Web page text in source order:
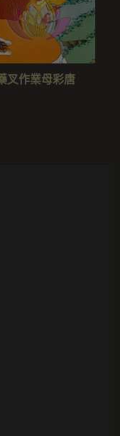
叉作業母彩唐